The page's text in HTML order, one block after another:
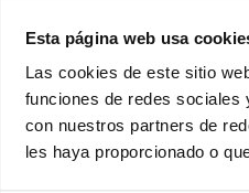
Esta página web usa
Las cookies de este sitio
funciones de redes sociales
con nuestros partners de
les haya proporcionado o